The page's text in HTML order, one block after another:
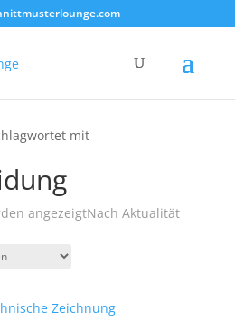
mit
angezeigtNach Aktualität